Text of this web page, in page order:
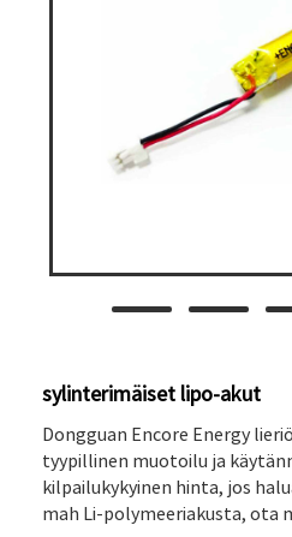
sylinterimäiset lipo-akut
Dongguan Encore Energy
tyypillinen muotoilu ja
kilpailukykyinen hinta, jos
mah Li-polymeeriakusta, ota